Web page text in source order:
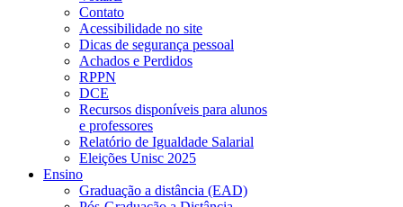
Contato
Acessibilidade no site
Dicas de segurança pessoal
Achados e Perdidos
RPPN
DCE
Recursos disponíveis para alunos
e professores
Relatório de Igualdade Salarial
Eleições Unisc 2025
Ensino
Graduação a distância (EAD)